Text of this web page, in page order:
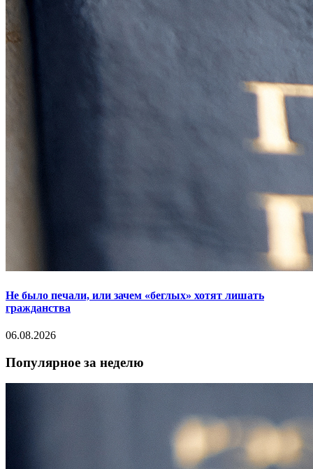
Не было печали, или зачем «беглых» хотят лишать
гражданства
06.08.2026
Популярное за неделю